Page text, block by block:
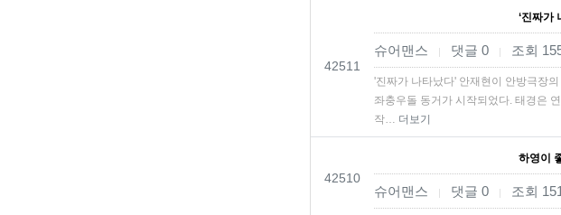
번호
42511
‘진짜가
슈어맨스 | 댓글 0 | 조회
'진짜가 나타났다' 안재현이 안방극장
좌충우돌 동거가 시작되었다. 태경은
작… 더보기
번호
42510
하영이
슈어맨스 | 댓글 0 | 조회